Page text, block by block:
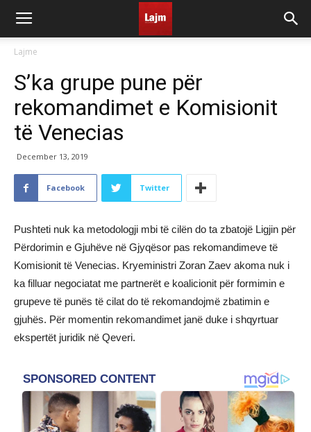
Lajme
S’ka grupe pune për
rekomandimet e Komisionit
të Venecias
December 13, 2019
Facebook Twitter
Pushteti nuk ka metodologji mbi të cilën do ta zbatojë Ligjin për
Përdorimin e Gjuhëve në Gjyqësor pas rekomandimeve të
Komisionit të Venecias. Kryeministri Zoran Zaev akoma nuk i
ka filluar negociatat me partnerët e koalicionit për formimin e
grupeve të punës të cilat do të rekomandojmë zbatimin e
gjuhës. Për momentin rekomandimet janë duke i shqyrtuar
ekspertët juridik në Qeveri.